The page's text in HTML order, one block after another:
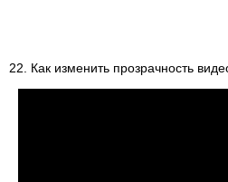
22. Как изменить прозрачность